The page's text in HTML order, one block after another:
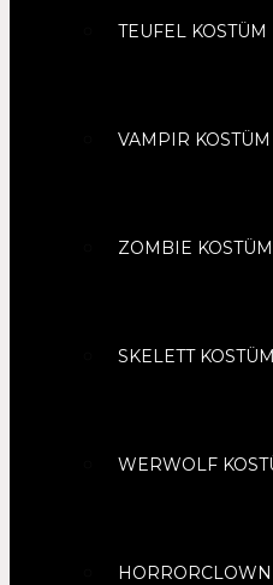
TEUFEL KOSTÜM
VAMPIR KOSTÜM
ZOMBIE KOSTÜM
SKELETT KOSTÜM
WERWOLF
HORRORCLOWN